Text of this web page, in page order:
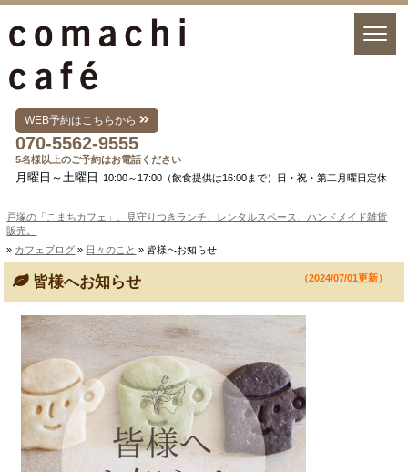
WEB予約はこちらから
070-5562-9555
5名様以上のご予約はお電話ください
月曜日～土曜日 10:00～17:00（飲食提供は16:00まで）日・祝・第二月曜日定休
戸塚の「こまちカフェ」。見守りつきランチ、レンタルスペース、ハンドメイド雑貨
販売。
» カフェブログ » 日々のこと » 皆様へお知らせ
皆様へお知らせ （2024/07/01更新）